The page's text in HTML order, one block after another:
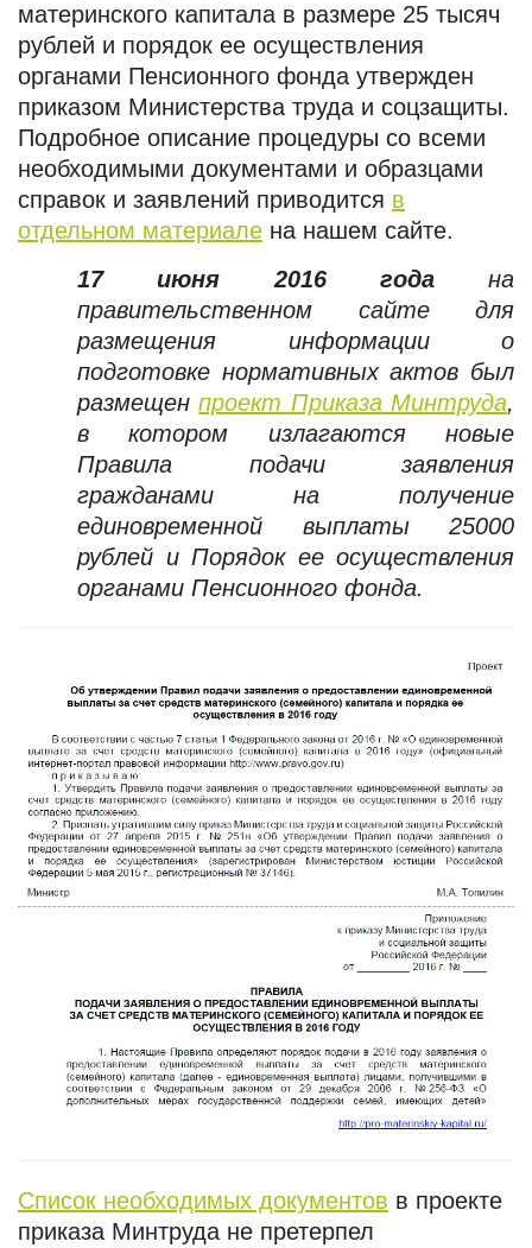
материнского капитала в размере 25 тысяч
рублей и порядок ее осуществления
органами Пенсионного фонда утвержден
приказом Министерства труда и соцзащиты.
Подробное описание процедуры со всеми
необходимыми документами и образцами
справок и заявлений приводится в
отдельном материале на нашем сайте.
17 июня 2016 годана
правительственном сайте для
размещения информации о
подготовке нормативных актов был
размещенпроект Приказа Минтруда,
в котором излагаются новые
Правила подачи заявления
гражданами на получение
единовременной выплаты 25000
рублей и Порядок ее осуществления
органами Пенсионного фонда.
Список необходимых документов в проекте
приказа Минтруда не претерпел